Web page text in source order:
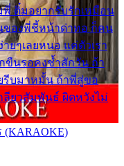
ติ๋มอยากรับรักเหมือน
ของพี่ชี้หน้าด่าทอ ก็คน
ยๆเลยหนอ แค่ตัวเรา
ขืนรอคงช้ำสักวัน ถ้า
รีบมาหมั้น ถ้าพี่สู่ขอ
ลียวสัมพันธ์ ผิดหวังไม่